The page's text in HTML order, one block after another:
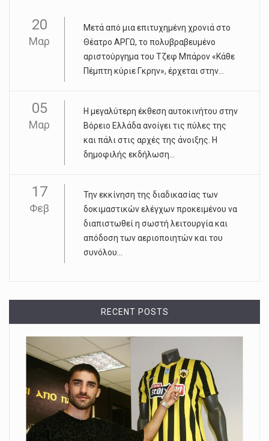
20
Μαρ
Μετά από μια επιτυχημένη χρονιά στο
Θέατρο ΑΡΓΩ, το πολυβραβευμένο
αριστούργημα του Τζεφ Μπάρον «Κάθε
Πέμπτη κύριε Γκρην», έρχεται στην...
05
Μαρ
Η μεγαλύτερη έκθεση αυτοκινήτου στην
Βόρειο Ελλάδα ανοίγει τις πύλες της
και πάλι στις αρχές της άνοιξης. Η
δημοφιλής εκδήλωση...
17
Φεβ
Την εκκίνηση της διαδικασίας των
δοκιμαστικών ελέγχων προκειμένου να
διαπιστωθεί η σωστή λειτουργία και
απόδοση των αεριοποιητών και του
συνόλου...
RECENT POSTS